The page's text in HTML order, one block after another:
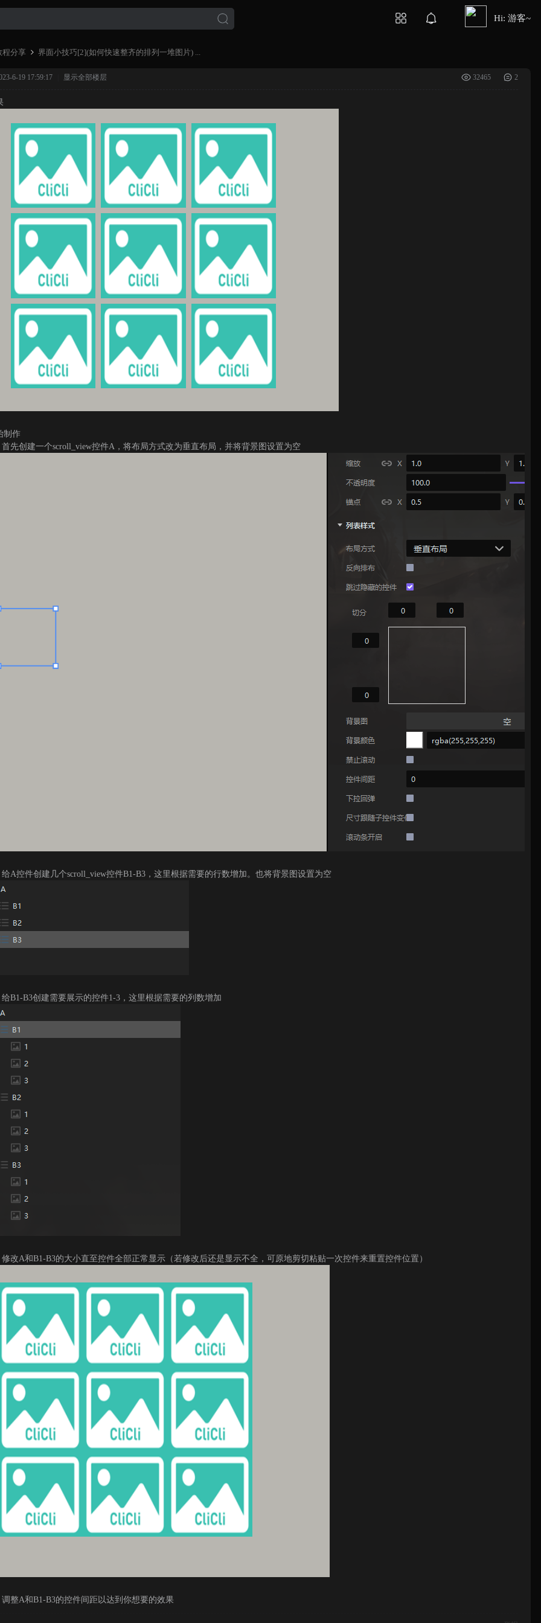
Hi: 游客~
程分享 界面小技巧[2](如何快速整齐的排列一堆图片) ...
6-19 17:59:17 显示全部楼层 32465 2
制作
创建一个scroll_view控件A，将布局方式改为垂直布局，并将背景图设置为空
件创建几个scroll_view控件B1-B3，这里根据需要的行数增加。也将背景图设置为空
B3创建需要展示的控件1-3，这里根据需要的列数增加
A和B1-B3的大小直至控件全部正常显示（若修改后还是显示不全，可原地剪切粘贴一次控件来重置控件位置）
A和B1-B3的控件间距以达到你想要的效果